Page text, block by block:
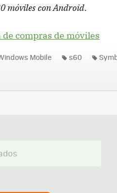
móviles con Android.
de compras de móviles
Mobile s60